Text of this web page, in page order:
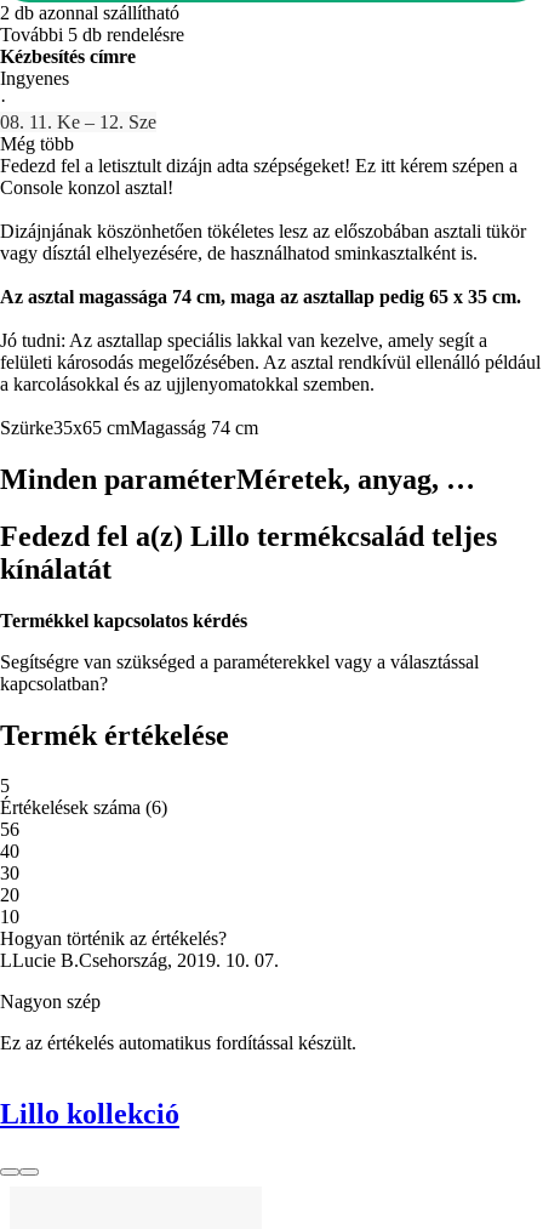
2 db azonnal szállítható
További 5 db rendelésre
Kézbesítés címre
Ingyenes
·
08. 11. Ke – 12. Sze
Még több
Fedezd fel a letisztult dizájn adta szépségeket! Ez itt kérem szépen a
Console konzol asztal!
Dizájnjának köszönhetően tökéletes lesz az előszobában asztali tükör
vagy dísztál elhelyezésére, de használhatod sminkasztalként is.
Az asztal magassága 74 cm, maga az asztallap pedig 65 x 35 cm.
Jó tudni: Az asztallap speciális lakkal van kezelve, amely segít a
felületi károsodás megelőzésében. Az asztal rendkívül ellenálló például
a karcolásokkal és az ujjlenyomatokkal szemben.
Szürke35x65 cmMagasság 74 cm
Minden paraméterMéretek, anyag, …
Fedezd fel a(z) Lillo termékcsalád teljes
kínálatát
Termékkel kapcsolatos kérdés
Segítségre van szükséged a paraméterekkel vagy a választással
kapcsolatban?
Termék értékelése
5
Értékelések száma (6)
56
40
30
20
10
Hogyan történik az értékelés?
LLucie B.Csehország, 2019. 10. 07.
Nagyon szép
Ez az értékelés automatikus fordítással készült.
Lillo kollekció